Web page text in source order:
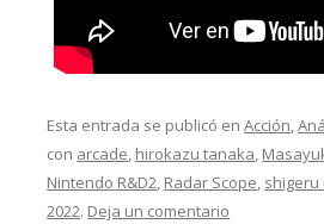
Esta entrada se publicó enAcción,
con arcade, hirokazu tanaka,
Nintendo R&D2, Radar Scope, shigeru
2022. Deja un comentario